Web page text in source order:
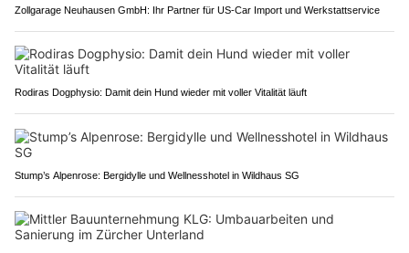
Zollgarage Neuhausen GmbH: Ihr Partner für US-Car Import und Werkstattservice
Rodiras Dogphysio: Damit dein Hund wieder mit voller Vitalität läuft
Stump’s Alpenrose: Bergidylle und Wellnesshotel in Wildhaus SG